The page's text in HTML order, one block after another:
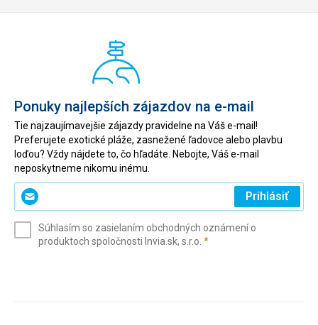
Ponuky najlepších zájazdov na e-mail
Tie najzaujímavejšie zájazdy pravidelne na Váš e-mail!
Preferujete exotické pláže, zasnežené ľadovce alebo plavbu
loďou? Vždy nájdete to, čo hľadáte. Nebojte, Váš e-mail
neposkytneme nikomu inému.
Zadajte
svoj
(povinné)
Prihlásiť
Súhlasím so zasielaním obchodných oznámení o
produktoch spoločnosti Invia.sk, s.r.o. *(povinné)